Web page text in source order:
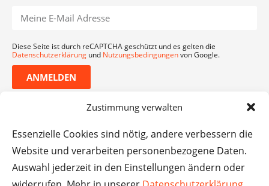
Zustimmung verwalten
Essenzielle Cookies sind nötig, andere verbessern die
Website und verarbeiten personenbezogene Daten.
Auswahl jederzeit in den Einstellungen ändern oder
Diese Seite ist durch reCAPTCHA geschützt und es gelten die
Datenschutzerklärung und Nutzungsbedingungenvon Google.
ANMELDEN